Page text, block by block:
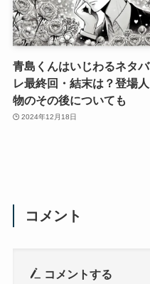
青島くんはいじわるネタバ
レ最終回・結末は？登場人
物のその後についても
2024年12月18日
コメント
コメントする